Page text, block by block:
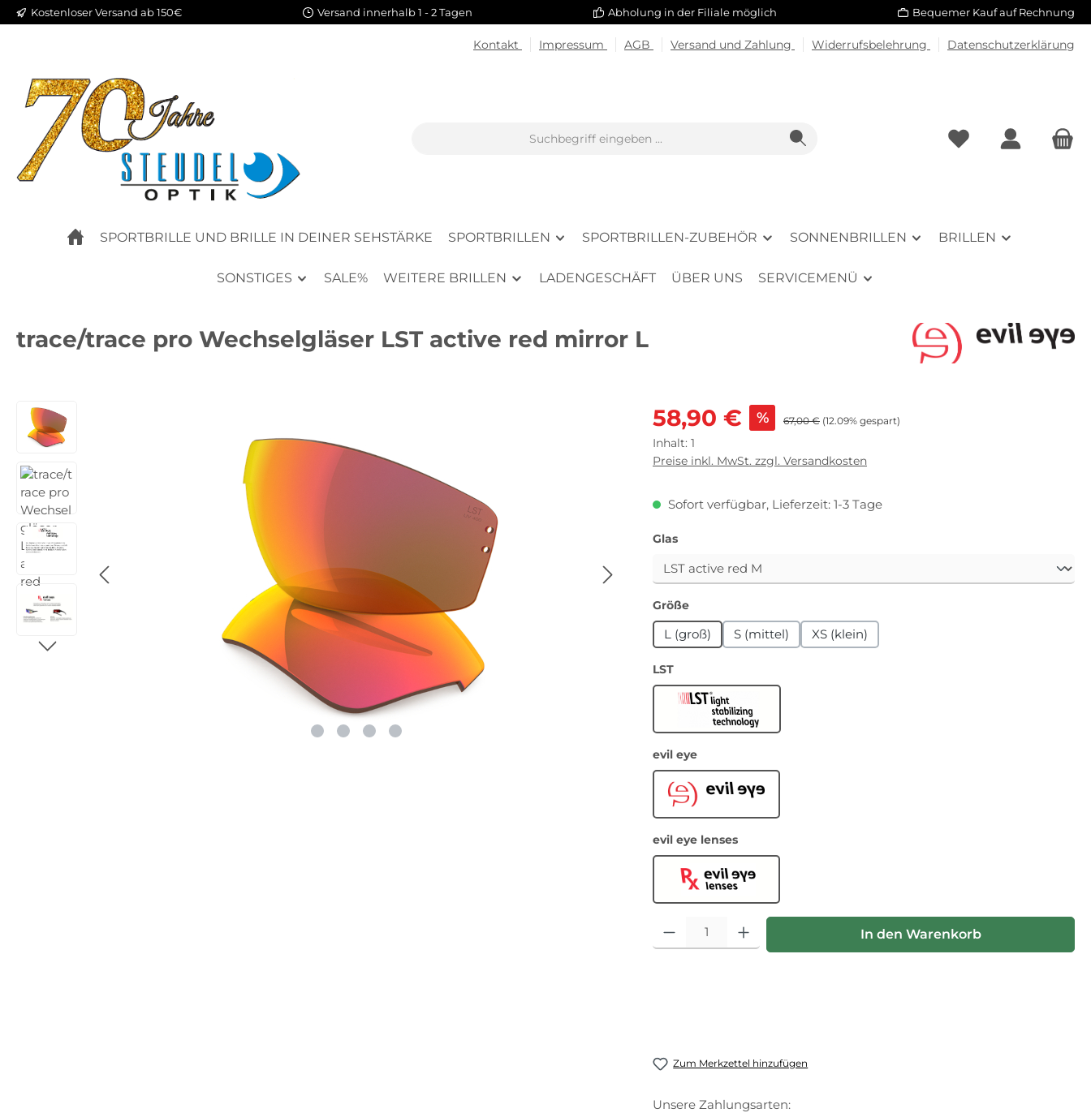
Hauptinhalt springen
Zur Suche springen
Zur Hauptnavigation springen
Kostenloser Versand ab 150€ Versand innerhalb 1 - 2 Tagen Abholung in der Filiale möglich Bequemer Kauf auf Rechnung
Kontakt Impressum AGB Versand und Zahlung Widerrufsbelehrung Datenschutzerklärung
SPORTBRILLE UND BRILLE IN DEINER SEHSTÄRKE SPORTBRILLEN SPORTBRILLEN-ZUBEHÖR SONNENBRILLEN BRILLEN
SONSTIGES SALE% WEITERE BRILLEN LADENGESCHÄFT ÜBER UNS SERVICEMENÜ
trace/trace pro Wechselgläser LST active red mirror L
Bildergalerie überspringen Verkaufspreis:
58,90 € % Regulärer Preis:
67,00 € (12.09% gespart)
Inhalt: 1
Preise inkl. MwSt. zzgl. Versandkosten
Sofort verfügbar, Lieferzeit: 1-3 Tage
Glasauswählen
Größeauswählen
L (groß) S (mittel) XS (klein)
LSTauswählen
LST
evil eyeauswählen
Evil Eye
evil eye lensesauswählen
Evil Eye lenses
Produkt Anzahl: Gib den gewünschten Wert ein oder benutze die
In den Warenkorb
Zum Merkzettel hinzufügen
Unsere Zahlungsarten: